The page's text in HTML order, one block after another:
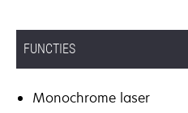
FUNCTIES
Monochrome laser